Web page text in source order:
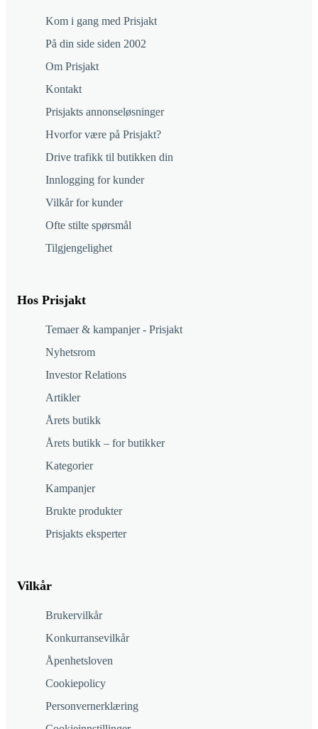
Kom i gang med Prisjakt
På din side siden 2002
Om Prisjakt
Kontakt
Prisjakts annonseløsninger
Hvorfor være på Prisjakt?
Drive trafikk til butikken din
Innlogging for kunder
Vilkår for kunder
Ofte stilte spørsmål
Tilgjengelighet
Hos Prisjakt
Temaer & kampanjer - Prisjakt
Nyhetsrom
Investor Relations
Artikler
Årets butikk
Årets butikk – for butikker
Kategorier
Kampanjer
Brukte produkter
Prisjakts eksperter
Vilkår
Brukervilkår
Konkurransevilkår
Åpenhetsloven
Cookiepolicy
Personvernerklæring